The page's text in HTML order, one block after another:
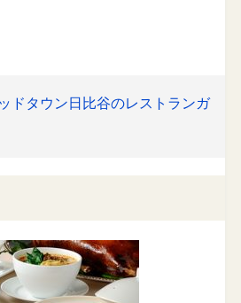
ドタウン日比谷のレストランガ